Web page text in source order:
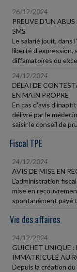
26/12/2024
PREUVE D'UN
SMS
Le salarié jouit, dans
liberté d'expression,
diffamatoires ou
24/12/2024
DÉLAI DE
EN MAIN PROPRE
En cas d'avis
délivré par le
saisir le conseil de
Fiscal TPE
24/12/2024
AVIS DE MISE EN
L'administration
mise en
spontanément payé
Vie des affaires
24/12/2024
GUICHET UNIQUE :
IMMATRICULÉ AU
Depuis la création